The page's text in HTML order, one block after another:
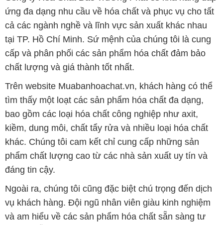
ứng đa dạng nhu cầu về hóa chất và phục vụ cho tất
cả các ngành nghề và lĩnh vực sản xuất khác nhau
tại TP. Hồ Chí Minh. Sứ mệnh của chúng tôi là cung
cấp và phân phối các sản phẩm hóa chất đảm bảo
chất lượng và giá thành tốt nhất.
Trên website Muabanhoachat.vn, khách hàng có thể
tìm thấy một loạt các sản phẩm hóa chất đa dạng,
bao gồm các loại hóa chất công nghiệp như axit,
kiềm, dung môi, chất tẩy rửa và nhiều loại hóa chất
khác. Chúng tôi cam kết chỉ cung cấp những sản
phẩm chất lượng cao từ các nhà sản xuất uy tín và
đáng tin cậy.
Ngoài ra, chúng tôi cũng đặc biệt chú trọng đến dịch
vụ khách hàng. Đội ngũ nhân viên giàu kinh nghiệm
và am hiểu về các sản phẩm hóa chất sẵn sàng tư